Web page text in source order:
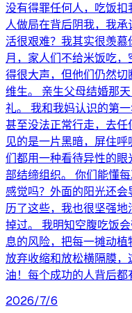
没有得罪任何人，吃饭
人做局在背后阴我，我
活很艰难？我其实很羡
月，家人们不给米饭吃
得很大声，但他们仍然
维生。 亲生父母结婚那
礼。 我和我妈认识的第
甚至没法正常行走，去
见的是一片黑暗，屏住
们都用一种看待异性的
部结缔组织。 你们能懂
感觉吗？外面的阳光还
历了这些，我也很坚强
掉过。 我明知空腹吃饭
息的风险，把每一摊动
放弃收缩和放松横隔膜
油！每个成功的人背后都
2026/7/6